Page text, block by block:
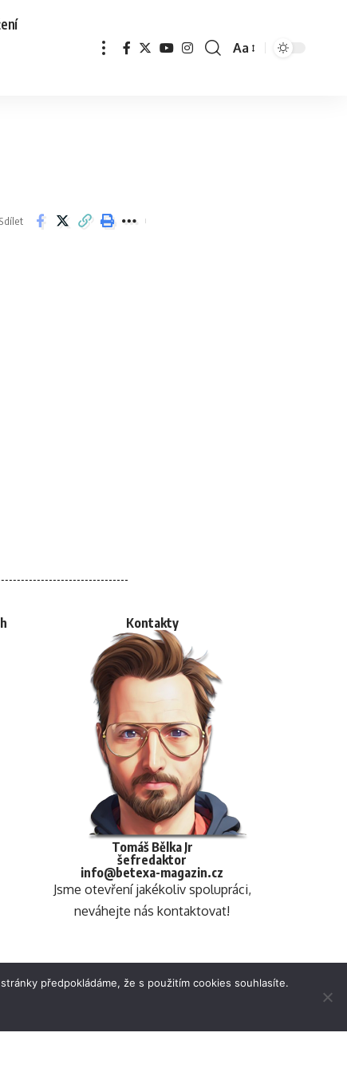
Aa
Sdílet
Kontakty
Tomáš Bělka Jr
šefredaktor
info@betexa-magazin.cz
Jsme otevření jakékoliv spolupráci,
neváhejte nás kontaktovat!
předpokládáme, že s použitím cookies souhlasíte.